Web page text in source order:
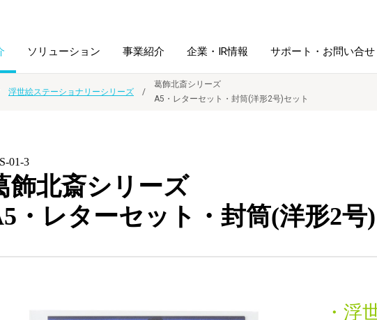
ノート・紙製品
ゲーム関連 デジタルカメラ関連
ソリューション
学校ソリューション
総務＋クリエイティブ
事業紹介 企業・IR情報
沿革
採用情報
サポート・お問い合せ
浮世絵ステーショナリーシリーズ
葛飾北斎シリーズ
A5・レターセット・封筒(洋形2号)セット
01-3
飾北斎シリーズ
・レターセット・封筒(洋形2号
・浮